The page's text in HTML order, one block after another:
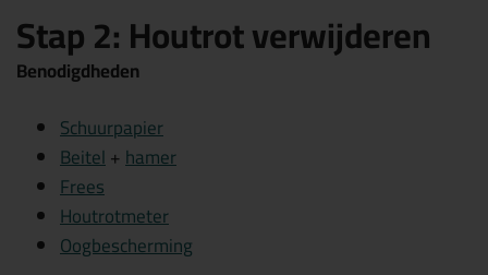
Stap 2: Houtrot verwijderen
Benodigdheden
Schuurpapier
Beitel+hamer
Frees
Houtrotmeter
Oogbescherming